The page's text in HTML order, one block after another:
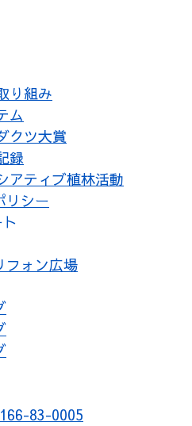
り組み
ム
クツ大賞
録
アティブ植林活動
リシー
フォン広場
83-0005